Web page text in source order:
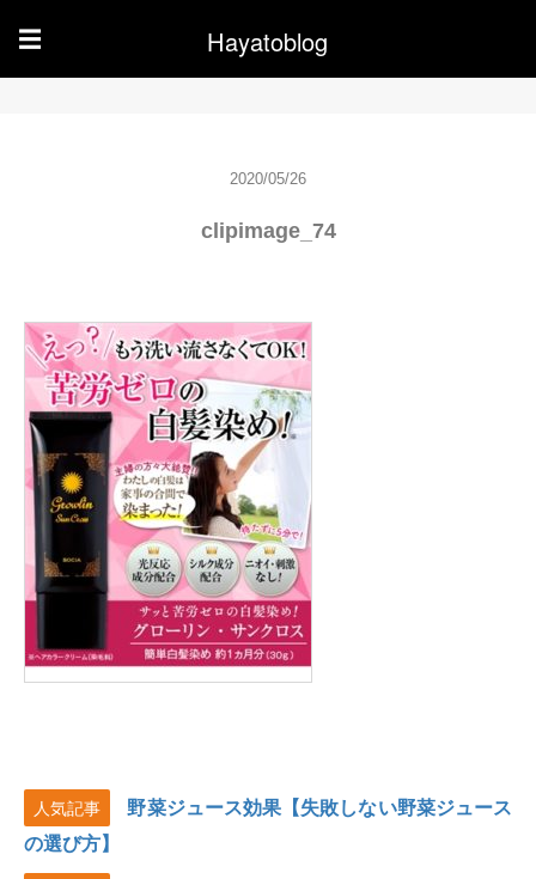
☰ Hayatoblog
2020/05/26
clipimage_74
人気記事
野菜ジュース効果【失敗しない野菜ジュース
の選び方】